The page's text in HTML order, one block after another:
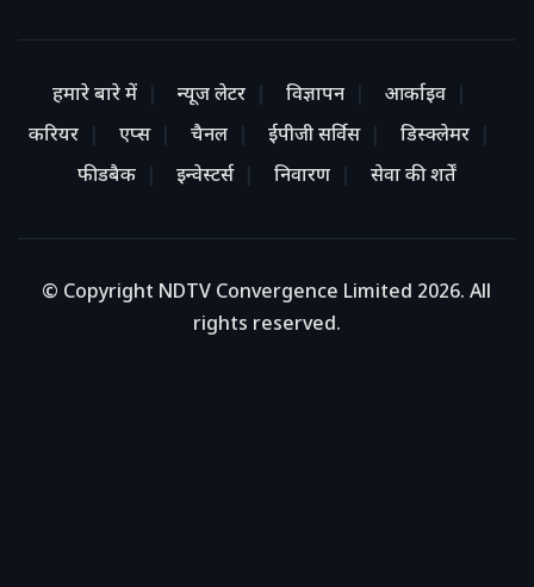
हमारे बारे में न्यूज लेटर विज्ञापन
आर्काइव
करियर
एप्स चैनल ईपीजी सर्विस
डिस्क्लेमर
फीडबैक
इन्वेस्टर्स निवारण सेवा की शर्तें
© Copyright NDTV Convergence Limited 2026. All
rights reserved.